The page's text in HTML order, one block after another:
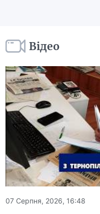
Відео
07 Серпня, 2026, 16:48